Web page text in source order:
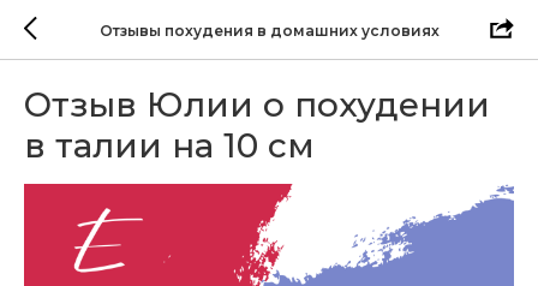
Отзывы похудения в домашних условиях
Отзыв Юлии о похудении
в талии на 10 см